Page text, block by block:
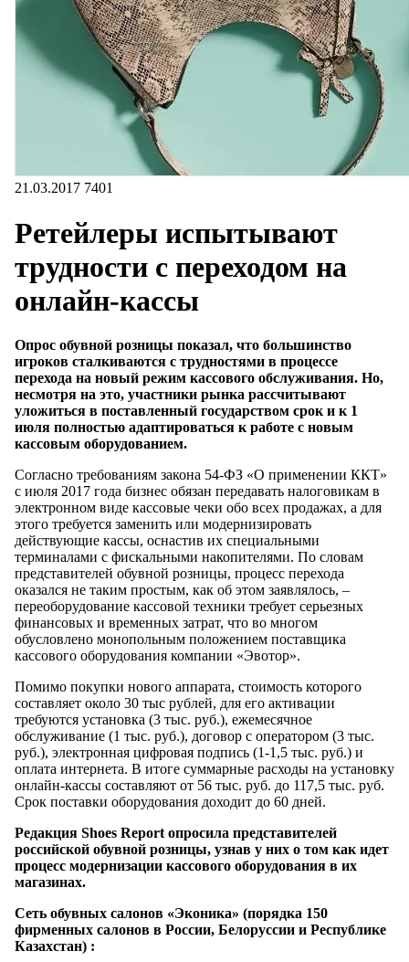
21.03.2017 7401
Ретейлеры испытывают
трудности с переходом на
онлайн-кассы
Опрос обувной розницы показал, что большинство
игроков сталкиваются с трудностями в процессе
перехода на новый режим кассового обслуживания. Но,
несмотря на это, участники рынка рассчитывают
уложиться в поставленный государством срок и к 1
июля полностью адаптироваться к работе с новым
кассовым оборудованием.
Согласно требованиям закона 54-ФЗ «О применении ККТ»
с июля 2017 года бизнес обязан передавать налоговикам в
электронном виде кассовые чеки обо всех продажах, а для
этого требуется заменить или модернизировать
действующие кассы, оснастив их специальными
терминалами с фискальными накопителями. По словам
представителей обувной розницы, процесс перехода
оказался не таким простым, как об этом заявлялось, –
переоборудование кассовой техники требует серьезных
финансовых и временных затрат, что во многом
обусловлено монопольным положением поставщика
кассового оборудования компании «Эвотор».
Помимо покупки нового аппарата, стоимость которого
составляет около 30 тыс рублей, для его активации
требуются установка (3 тыс. руб.), ежемесячное
обслуживание (1 тыс. руб.), договор с оператором (3 тыс.
руб.), электронная цифровая подпись (1-1,5 тыс. руб.) и
оплата интернета. В итоге суммарные расходы на установку
онлайн-кассы составляют от 56 тыс. руб. до 117,5 тыс. руб.
Срок поставки оборудования доходит до 60 дней.
Редакция Shoes Report опросила представителей
российской обувной розницы, узнав у них о том как идет
процесс модернизации кассового оборудования в их
магазинах.
Сеть обувных салонов «Эконика» (порядка 150
фирменных салонов в России, Белоруссии и Республике
Казахстан) :